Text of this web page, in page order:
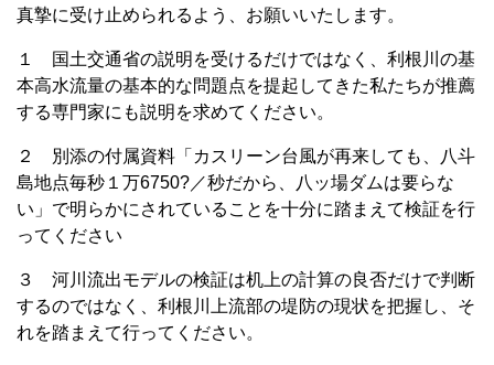
真摯に受け止められるよう、お願いいたします。
１ 国土交通省の説明を受けるだけではなく、利根川の基
本高水流量の基本的な問題点を提起してきた私たちが推薦
する専門家にも説明を求めてください。
２ 別添の付属資料「カスリーン台風が再来しても、八斗
島地点毎秒１万6750?／秒だから、八ッ場ダムは要らな
い」で明らかにされていることを十分に踏まえて検証を行
ってください
３ 河川流出モデルの検証は机上の計算の良否だけで判断
するのではなく、利根川上流部の堤防の現状を把握し、そ
れを踏まえて行ってください。